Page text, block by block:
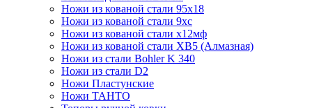
Ножи из кованой стали 95х18
Ножи из кованой стали 9хс
Ножи из кованой стали х12мф
Ножи из кованой стали ХВ5 (Алмазная)
Ножи из стали Bohler K 340
Ножи из стали D2
Ножи Пластунские
Ножи ТАНТО